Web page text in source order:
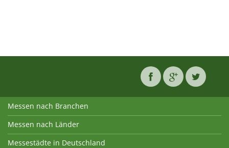
Messen nach Branchen
Messen nach Länder
Messestädte in Deutschland